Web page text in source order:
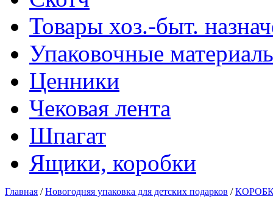
Товары хоз.-быт.
Упаковочные
Ценники
Чековая лента
Шпагат
Ящики, коробки
Главная /Новогодняя упаковка для детских подарков /